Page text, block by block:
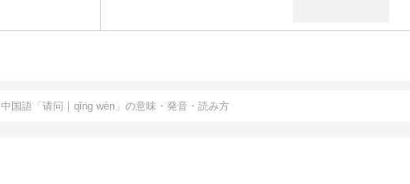
中国語「请问｜qǐng wèn」の意味・発音・読み方